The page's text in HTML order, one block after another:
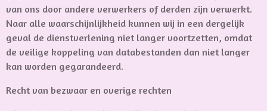
van ons door andere verwerkers of derden zijn verwerkt.
Naar alle waarschijnlijkheid kunnen wij in een dergelijk
geval de dienstverlening niet langer voortzetten, omdat
de veilige koppeling van databestanden dan niet langer
kan worden gegarandeerd.
Recht van bezwaar en overige rechten